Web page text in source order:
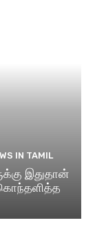
IN TAMIL
இதுதான்
கொந்தளித்த